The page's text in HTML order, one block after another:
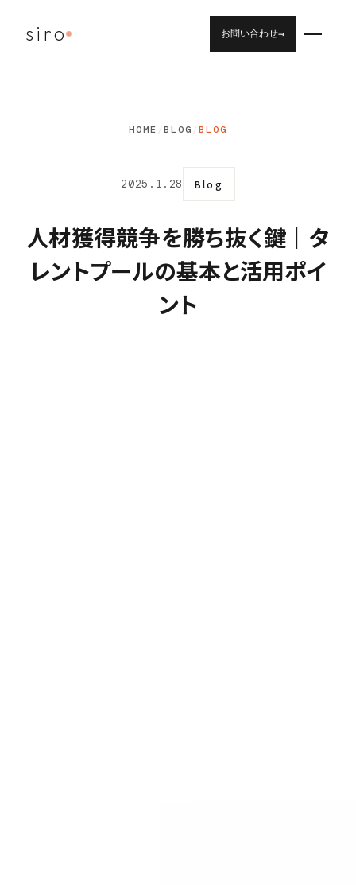
siro お問い合わせ→
HOME /BLOG /BLOG
2025.1.28 Blog
人材獲得競争を勝ち抜く鍵｜タ
レントプールの基本と活用ポイ
ント